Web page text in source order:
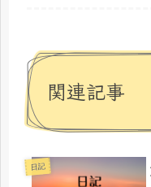
関連記事
日記